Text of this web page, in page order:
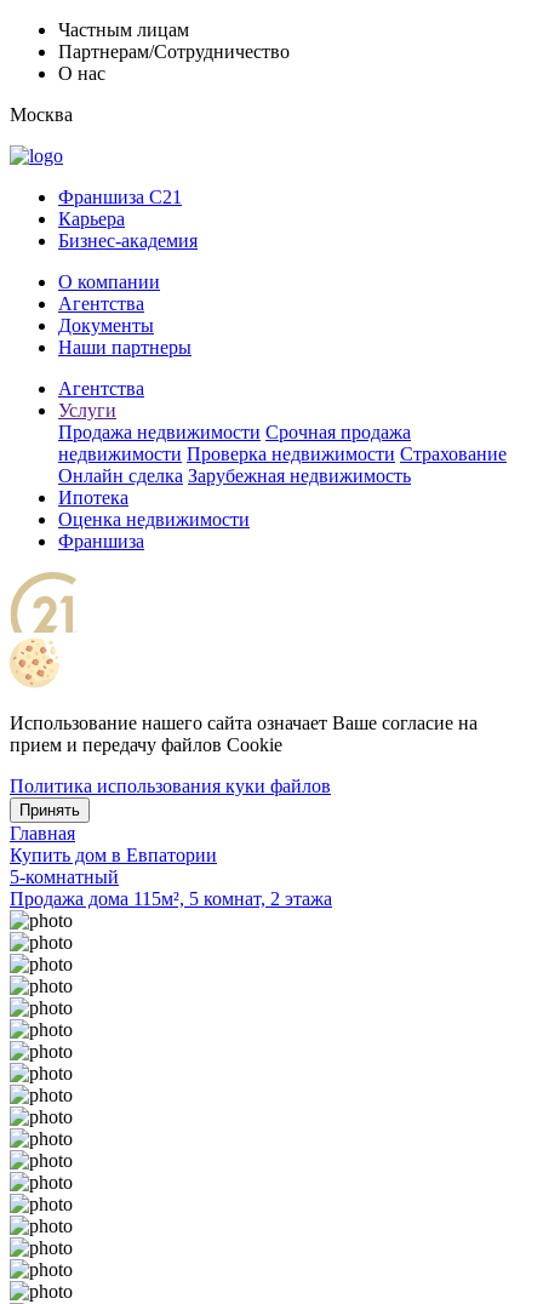
Частным лицам
Партнерам/Сотрудничество
О нас
Москва
Франшиза C21
Карьера
Бизнес-академия
О компании
Агентства
Документы
Наши партнеры
Агентства
Услуги
Продажа недвижимости Срочная продажа
недвижимости Проверка недвижимости Страхование
Онлайн сделка Зарубежная недвижимость
Ипотека
Оценка недвижимости
Франшиза
Использование нашего сайта означает Ваше согласие на
прием и передачу файлов Cookie
Политика использования куки файлов
Принять
Главная
Купить дом в Евпатории
5-комнатный
Продажа дома 115м², 5 комнат, 2 этажа